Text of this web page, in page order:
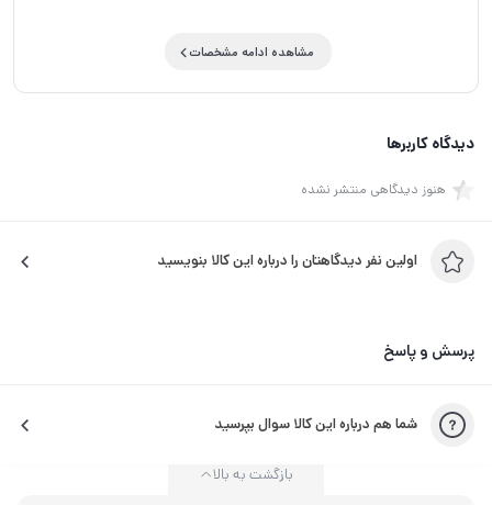
مشاهده ادامه مشخصات
دیدگاه کاربرها
هنوز دیدگاهی منتشر نشده
اولین نفر دیدگاهتان را درباره این کالا بنویسید
پرسش و پاسخ
شما هم درباره این کالا سوال بپرسید
بازگشت به بالا